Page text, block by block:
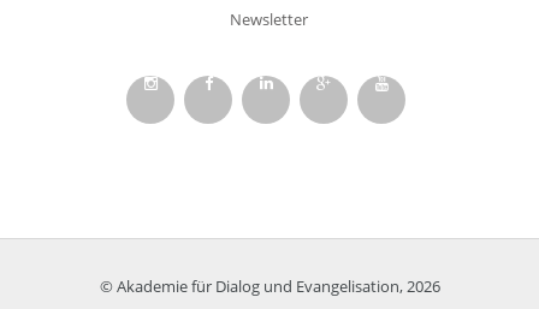
Newsletter
© Akademie für Dialog und Evangelisation, 2026